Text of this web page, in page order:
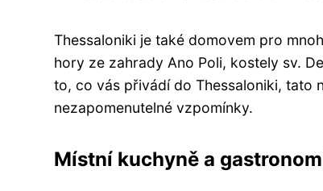
Thessaloniki je také domovem pro
hory ze zahrady Ano Poli, kostely sv.
to, co vás přivádí do Thessaloniki, tato
nezapomenutelné vzpomínky.
Místní kuchyně a